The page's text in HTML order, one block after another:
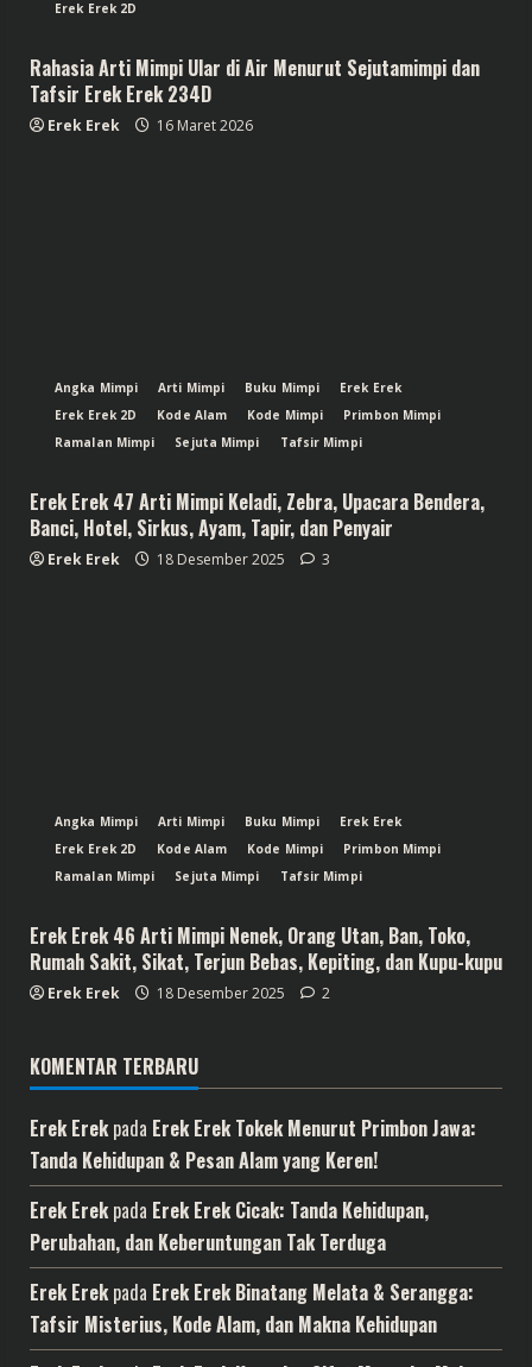
Erek Erek 2D
Rahasia Arti Mimpi Ular di Air Menurut Sejutamimpi dan
Tafsir Erek Erek 234D
Erek Erek 16 Maret 2026
Angka Mimpi Arti Mimpi Buku Mimpi
Erek Erek
Erek Erek 2D
Kode Alam Kode Mimpi
Primbon Mimpi
Ramalan Mimpi
Sejuta Mimpi Tafsir Mimpi
Erek Erek 47 Arti Mimpi Keladi, Zebra, Upacara Bendera,
Banci, Hotel, Sirkus, Ayam, Tapir, dan Penyair
Erek Erek 18 Desember 2025 3
Angka Mimpi Arti Mimpi Buku Mimpi
Erek Erek
Erek Erek 2D
Kode Alam Kode Mimpi
Primbon Mimpi
Ramalan Mimpi
Sejuta Mimpi Tafsir Mimpi
Erek Erek 46 Arti Mimpi Nenek, Orang Utan, Ban, Toko,
Rumah Sakit, Sikat, Terjun Bebas, Kepiting, dan Kupu-kupu
Erek Erek 18 Desember 2025 2
KOMENTAR TERBARU
Erek Erek pada Erek Erek Tokek Menurut Primbon Jawa:
Tanda Kehidupan & Pesan Alam yang Keren!
Erek Erek pada Erek Erek Cicak: Tanda Kehidupan,
Perubahan, dan Keberuntungan Tak Terduga
Erek Erek pada Erek Erek Binatang Melata & Serangga:
Tafsir Misterius, Kode Alam, dan Makna Kehidupan